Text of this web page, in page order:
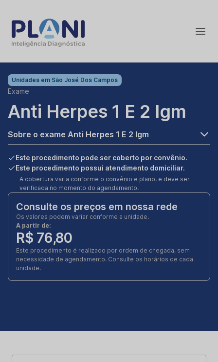
Unidades em São José Dos Campos
Exame
Anti Herpes 1 E 2 Igm
Sobre o exame Anti Herpes 1 E 2 Igm
Este procedimento pode ser coberto por convênio.
Este procedimento possui atendimento domiciliar.
A cobertura varia conforme o convênio e plano, e deve ser
verificada no momento do agendamento.
Consulte os preços em nossa rede
Os valores podem variar conforme a unidade.
A partir de:
R$ 76,80
Este procedimento é realizado por ordem de chegada, sem
necessidade de agendamento. Consulte os horários de cada
unidade.